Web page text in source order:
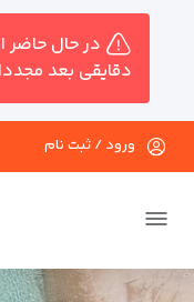
در حال حاضر
دقایقی بعد
ورود / ثبت نام